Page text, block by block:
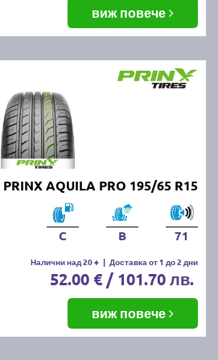
на предния и задния мост.
може да е знак за
за летните
налягането, дълбочината
на гумите. Избягвайте
шофиране, тъй като
износване. Почиствайте
и ги проверявайте за
зимните и
виж повече
AQUILA PRO 195/65 R15
C B 71
Налични над 20 + | Доставка от 1 до 2 дни
52.00 € / 101.70 лв.
виж повече